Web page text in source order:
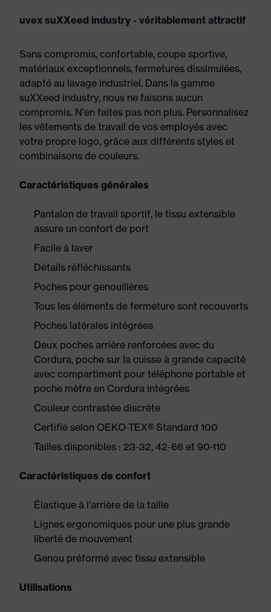
uvex suXXeed industry - véritablement attractif
Sans compromis, confortable, coupe sportive,
matériaux exceptionnels, fermetures dissimulées,
adapté au lavage industriel. Dans la gamme
suXXeed industry, nous ne faisons aucun
compromis. N'en faites pas non plus. Personnalisez
les vêtements de travail de vos employés avec
votre propre logo, grâce aux différents styles et
combinaisons de couleurs.
Caractéristiques générales
Pantalon de travail sportif, le tissu extensible
assure un confort de port
Facile à laver
Détails réfléchissants
Poches pour genouillères
Tous les éléments de fermeture sont recouverts
Poches latérales intégrées
Deux poches arrière renforcées avec du
Cordura, poche sur la cuisse à grande capacité
avec compartiment pour téléphone portable et
poche mètre en Cordura intégrées
Couleur contrastée discrète
Certifié selon OEKO-TEX® Standard 100
Tailles disponibles : 23-32, 42-66 et 90-110
Caractéristiques de confort
Élastique à l'arrière de la taille
Lignes ergonomiques pour une plus grande
liberté de mouvement
Genou préformé avec tissu extensible
Utilisations